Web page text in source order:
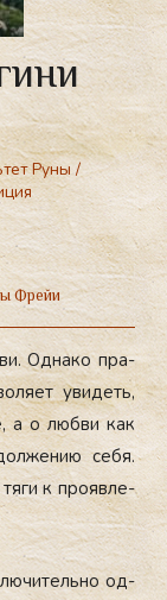
Руны/
Фрейи
Од­на­ко пра­
уви­деть,
а о люб­ви как
се­бя.
к про­яв­ле­
од­